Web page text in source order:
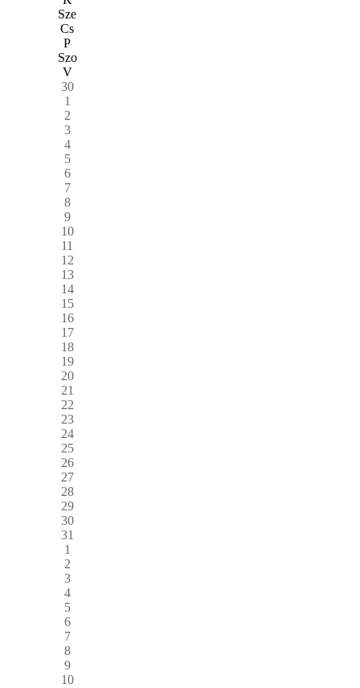
Sze
Cs
P
Szo
V
30
1
2
3
4
5
6
7
8
9
10
11
12
13
14
15
16
17
18
19
20
21
22
23
24
25
26
27
28
29
30
31
1
2
3
4
5
6
7
8
9
10